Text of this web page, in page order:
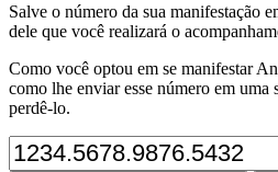
Salve o número da sua manifestação
dele que você realizará o
Como você optou em se manifestar
como lhe enviar esse número em uma
perdê-lo.